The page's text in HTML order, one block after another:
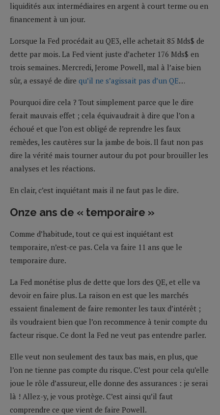
liquidités aux intermédiaires en argent à court terme ou en
financement à un jour.
Lorsque la Fed procédait au QE3, elle achetait 85 Mds$ de
dette par mois. La Fed vient juste d’acheter 176 Mds$ en
trois semaines. Mercredi, Jerome Powell, mal à l’aise bien
sûr, a essayé de dire qu’il ne s’agissait pas d’un QE…
Pourquoi dire cela ? Tout simplement parce que le dire
ferait mauvais effet ; cela équivaudrait à dire que l’on a
échoué et que l’on est obligé de reprendre les faux
remèdes, les cautères sur la jambe de bois. Il faut non pas
dire la vérité mais tourner autour du pot pour brouiller les
analyses et les réactions.
En clair, c’est inquiétant mais il ne faut pas le dire.
Onze ans de « temporaire »
Comme d’habitude, tout ce qui est inquiétant est
temporaire, n’est-ce pas. Cela va faire 11 ans que le
temporaire dure.
La Fed monétise plus de dette que lors des QE, et elle va
devoir en faire plus. La raison en est que les marchés
essaient finalement de faire remonter les taux d’intérêt ;
ils voudraient bien que l’on recommence à tenir compte du
facteur risque. Ce dont la Fed ne veut pas entendre parler.
Elle veut non seulement des taux bas mais, en plus, que
l’on ne tienne pas compte du risque. C’est pour cela qu’elle
joue le rôle d’assureur, elle donne des assurances : je serai
là ! Allez-y, je vous protège. C’est ainsi qu’il faut
comprendre ce que vient de faire Powell.